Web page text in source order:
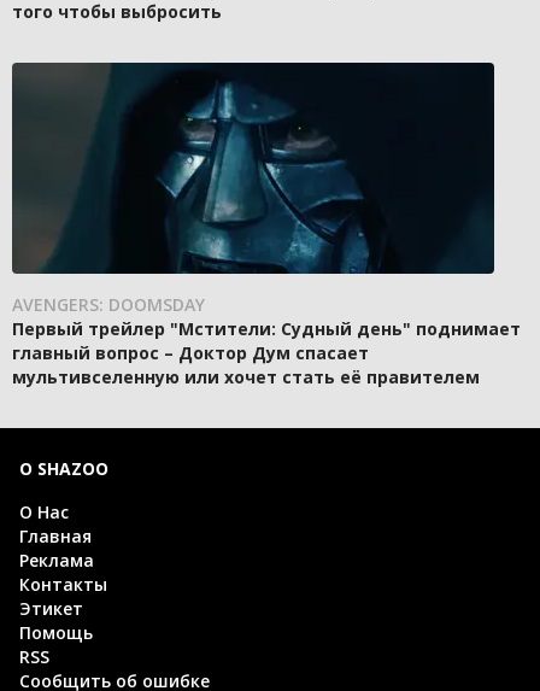
того чтобы выбросить
AVENGERS: DOOMSDAY
Первый трейлер "Мстители: Судный день" поднимает
главный вопрос – Доктор Дум спасает
мультивселенную или хочет стать её правителем
О SHAZOO
О Нас
Главная
Реклама
Контакты
Этикет
Помощь
RSS
Сообщить об ошибке